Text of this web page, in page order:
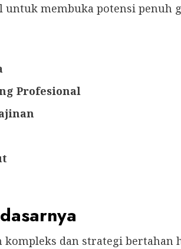
membuka potensi penuh
Profesional
kompleks dan strategi bertahan